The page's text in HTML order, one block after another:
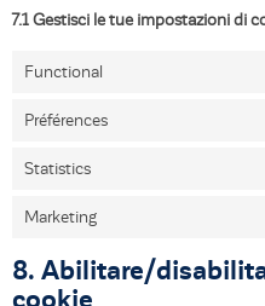
7.1 Gestisci le tue impostazioni di
Functional
Préférences
Statistics
Marketing
8. Abilitare/
cookie